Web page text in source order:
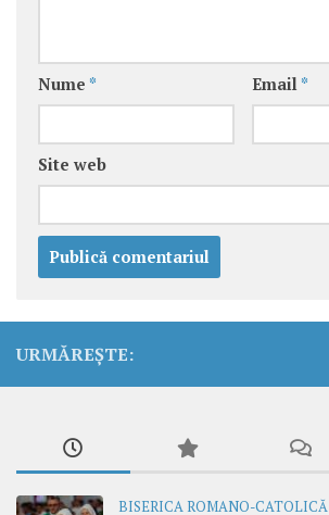
Nume * Email *
Site web
URMĂREȘTE:
BISERICA ROMANO-CATOLICĂ